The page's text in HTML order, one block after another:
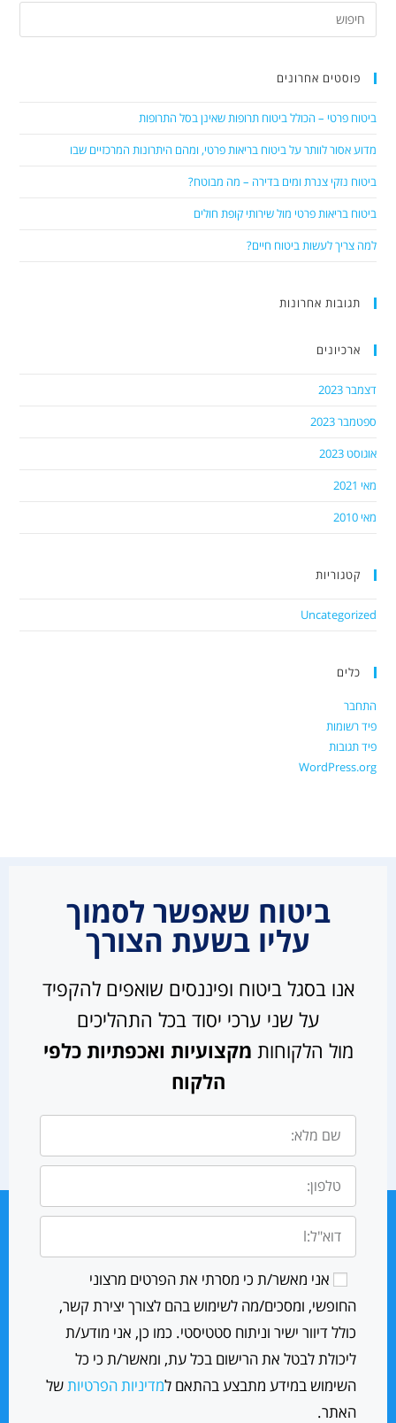
פוסטים אחרונים
ביטוח פרטי – הכולל ביטוח תרופות שאינן בסל התרופות
מדוע אסור לוותר על ביטוח בריאות פרטי, ומהם היתרונות המרכזיים שבו
ביטוח נזקי צנרת ומים בדירה – מה מבוטח?
ביטוח בריאות פרטי מול שירותי קופת חולים
למה צריך לעשות ביטוח חיים?
תגובות אחרונות
ארכיונים
דצמבר 2023
ספטמבר 2023
אוגוסט 2023
מאי 2021
מאי 2010
קטגוריות
Uncategorized
כלים
התחבר
פיד רשומות
פיד תגובות
WordPress.org
ביטוח שאפשר לסמוך
עליו בשעת הצורך
אנו בסגל ביטוח ופיננסים שואפים להקפיד
על שני ערכי יסוד בכל התהליכים
מול הלקוחות מקצועיות ואכפתיות כלפי
הלקוח
אני מאשר/ת כי מסרתי את הפרטים מרצוני
החופשי, ומסכים/מה לשימוש בהם לצורך יצירת קשר,
כולל דיוור ישיר וניתוח סטטיסטי. כמו כן, אני מודע/ת
ליכולת לבטל את הרישום בכל עת, ומאשר/ת כי כל
השימוש במידע מתבצע בהתאם למדיניות הפרטיותשל
האתר.